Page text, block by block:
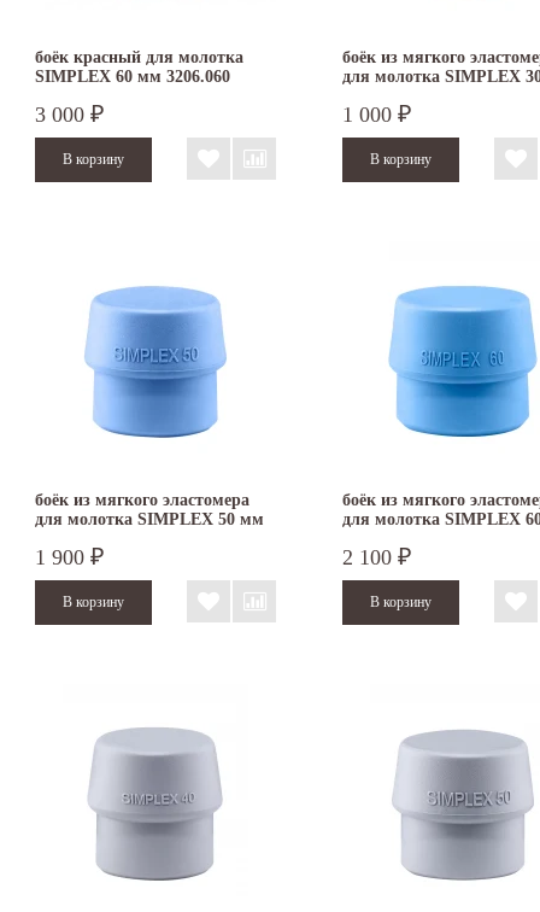
боёк красный для молотка
SIMPLEX 60 мм 3206.060
3 000 ₽
боёк из мягкого
для молотка SIMPLEX
1 000 ₽
боёк из мягкого эластомера
для молотка SIMPLEX 50 мм
1 900 ₽
боёк из мягкого
для молотка SIMPLEX
2 100 ₽